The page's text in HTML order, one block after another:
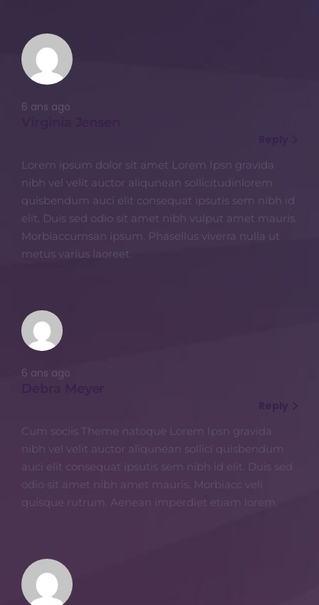
6 ans ago
Lorem ipsum dolor sit amet Lorem Ipsn gravida
nibh vel velit auctor aliqunean sollicitudinlorem
quisbendum auci elit consequat ipsutis sem nibh id
elit. Duis sed odio sit amet nibh vulput amet mauris.
Morbiaccumsan ipsum. Phasellus viverra nulla ut
metus varius laoreet.
6 ans ago
Cum sociis Theme natoque Lorem Ipsn gravida
nibh vel velit auctor aliqunean sollici quisbendum
auci elit consequat ipsutis sem nibh id elit. Duis sed
odio sit amet nibh amet mauris. Morbiacc veli
quisque rutrum. Aenean imperdiet etiam lorem.